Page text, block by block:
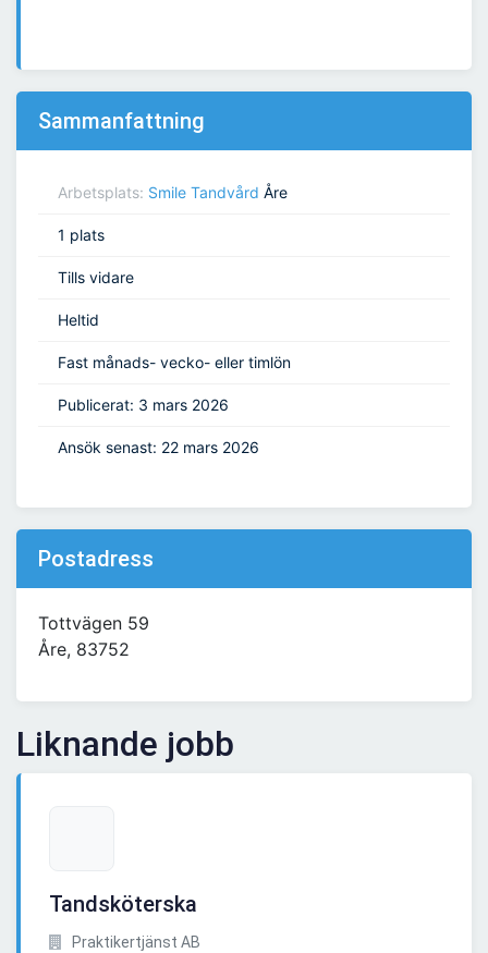
Sammanfattning
Arbetsplats: Smile Tandvård Åre
1 plats
Tills vidare
Heltid
Fast månads- vecko- eller timlön
Publicerat: 3 mars 2026
Ansök senast: 22 mars 2026
Postadress
Tottvägen 59
Åre, 83752
Liknande jobb
Tandsköterska
Praktikertjänst AB